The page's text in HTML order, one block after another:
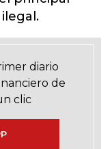
diario
de
clic